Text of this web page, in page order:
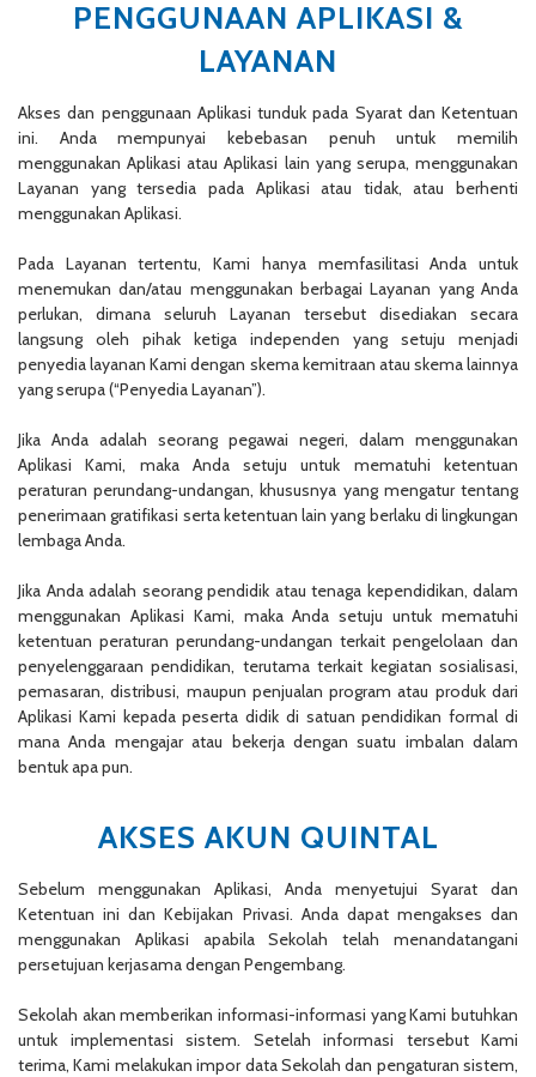
PENGGUNAAN APLIKASI &
LAYANAN
Akses dan penggunaan Aplikasi tunduk pada Syarat dan Ketentuan
ini. Anda mempunyai kebebasan penuh untuk memilih
menggunakan Aplikasi atau Aplikasi lain yang serupa, menggunakan
Layanan yang tersedia pada Aplikasi atau tidak, atau berhenti
menggunakan Aplikasi.
Pada Layanan tertentu, Kami hanya memfasilitasi Anda untuk
menemukan dan/atau menggunakan berbagai Layanan yang Anda
perlukan, dimana seluruh Layanan tersebut disediakan secara
langsung oleh pihak ketiga independen yang setuju menjadi
penyedia layanan Kami dengan skema kemitraan atau skema lainnya
yang serupa (“Penyedia Layanan”).
Jika Anda adalah seorang pegawai negeri, dalam menggunakan
Aplikasi Kami, maka Anda setuju untuk mematuhi ketentuan
peraturan perundang-undangan, khususnya yang mengatur tentang
penerimaan gratifikasi serta ketentuan lain yang berlaku di lingkungan
lembaga Anda.
Jika Anda adalah seorang pendidik atau tenaga kependidikan, dalam
menggunakan Aplikasi Kami, maka Anda setuju untuk mematuhi
ketentuan peraturan perundang-undangan terkait pengelolaan dan
penyelenggaraan pendidikan, terutama terkait kegiatan sosialisasi,
pemasaran, distribusi, maupun penjualan program atau produk dari
Aplikasi Kami kepada peserta didik di satuan pendidikan formal di
mana Anda mengajar atau bekerja dengan suatu imbalan dalam
bentuk apa pun.
AKSES AKUN QUINTAL
Sebelum menggunakan Aplikasi, Anda menyetujui Syarat dan
Ketentuan ini dan Kebijakan Privasi. Anda dapat mengakses dan
menggunakan Aplikasi apabila Sekolah telah menandatangani
persetujuan kerjasama dengan Pengembang.
Sekolah akan memberikan informasi-informasi yang Kami butuhkan
untuk implementasi sistem. Setelah informasi tersebut Kami
terima, Kami melakukan impor data Sekolah dan pengaturan sistem,